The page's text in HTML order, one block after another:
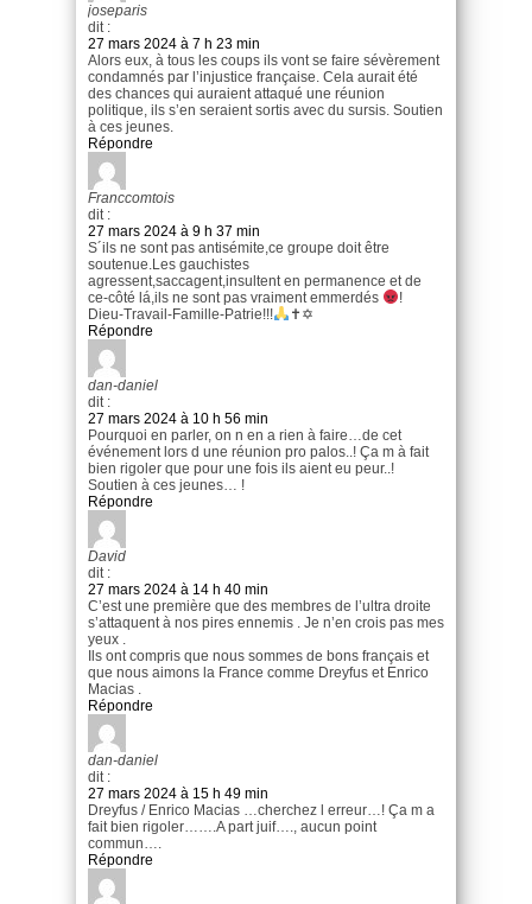
joseparis
dit :
27 mars 2024 à 7 h 23 min
Alors eux, à tous les coups ils vont se faire sévèrement
condamnés par l’injustice française. Cela aurait été
des chances qui auraient attaqué une réunion
politique, ils s’en seraient sortis avec du sursis. Soutien
à ces jeunes.
Répondre
Franccomtois
dit :
27 mars 2024 à 9 h 37 min
S´ils ne sont pas antisémite,ce groupe doit être
soutenue.Les gauchistes
agressent,saccagent,insultent en permanence et de
ce-côté lá,ils ne sont pas vraiment emmerdés
!
Dieu-Travail-Famille-Patrie!!!
✝✡
Répondre
dan-daniel
dit :
27 mars 2024 à 10 h 56 min
Pourquoi en parler, on n en a rien à faire…de cet
événement lors d une réunion pro palos..! Ça m à fait
bien rigoler que pour une fois ils aient eu peur..!
Soutien à ces jeunes… !
Répondre
David
dit :
27 mars 2024 à 14 h 40 min
C’est une première que des membres de l’ultra droite
s’attaquent à nos pires ennemis . Je n’en crois pas mes
yeux .
Ils ont compris que nous sommes de bons français et
que nous aimons la France comme Dreyfus et Enrico
Macias .
Répondre
dan-daniel
dit :
27 mars 2024 à 15 h 49 min
Dreyfus / Enrico Macias …cherchez l erreur…! Ça m a
fait bien rigoler…….A part juif…., aucun point
commun….
Répondre